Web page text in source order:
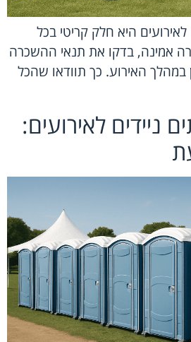
היא חלק קריטי בכל
אמינה, בדקו את תנאי ההשכרה
במהלך האירוע. כך תוודאו שהכל
ניידים לאירועים: